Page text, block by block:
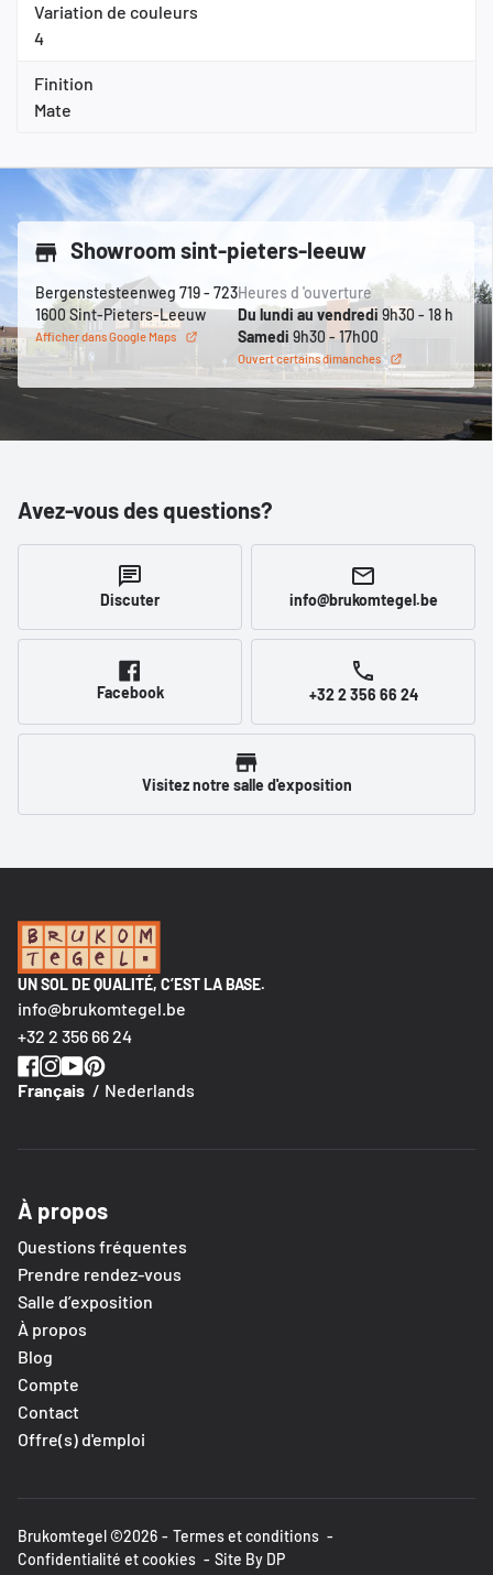
Variation de couleurs
4
Finition
Mate
Showroom sint-pieters-leeuw
Bergenstesteenweg 719 - 723
1600 Sint-Pieters-Leeuw
Afficher dans Google Maps
Heures d 'ouverture
Du lundi au vendredi 9h30 - 18 h
Samedi 9h30 - 17h00
Ouvert certains dimanches
Avez-vous des questions?
Discuter info@brukomtegel.be
Facebook +32 2 356 66 24
Visitez notre salle d'exposition
UN SOL DE QUALITÉ, C’EST LA BASE.
info@brukomtegel.be
+32 2 356 66 24
Nederlands
Français
À propos
Questions fréquentes
Prendre rendez-vous
Salle d’exposition
À propos
Blog
Compte
Contact
Offre(s) d'emploi
Brukomtegel ©2026
Termes et conditions
Confidentialité et cookies
Site By DP